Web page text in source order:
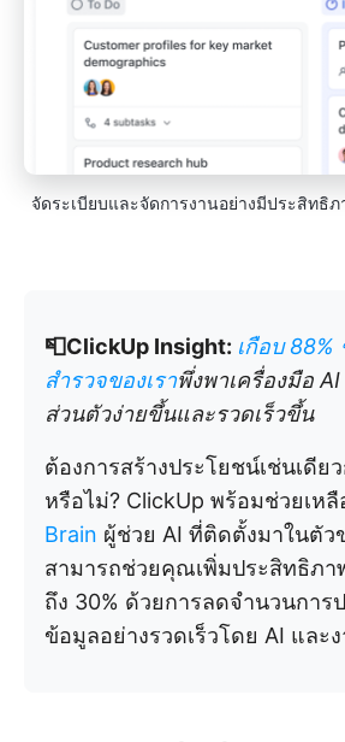
จัดระเบียบและจัดการงานอย่างมีประสิทธิ
📮ClickUp Insight: เกือบ
สำรวจของเราพึ่งพาเครื่องมือ
ส่วนตัวง่ายขึ้นและรวดเร็วขึ้น
ต้องการสร้างประโยชน์เช่นเดีย
หรือไม่? ClickUp พร้อมช่วยเห
Brain ผู้ช่วย AI ที่ติดตั้งมาในตัว
สามารถช่วยคุณเพิ่มประสิทธิภา
ถึง 30% ด้วยการลดจำนวนการ
ข้อมูลอย่างรวดเร็วโดย AI และ